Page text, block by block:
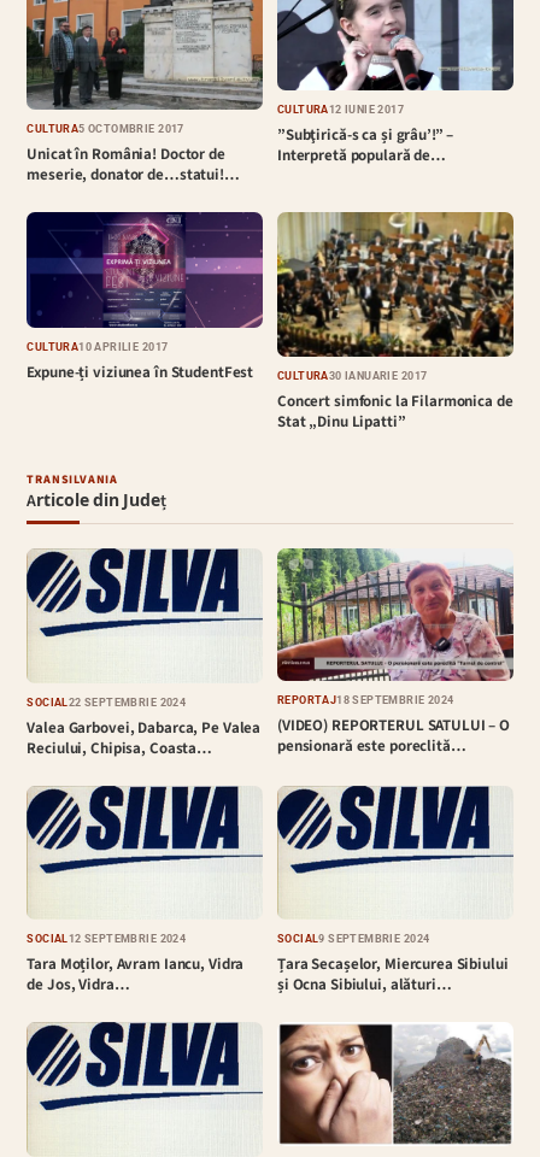
CULTURĂ5 OCTOMBRIE 2017
Unicat în România! Doctor de
meserie, donator de…statui!…
CULTURĂ12 IUNIE 2017
”Subţirică-s ca și grâu’!” –
Interpretă populară de…
CULTURĂ10 APRILIE 2017
Expune-ți viziunea în StudentFest CULTURĂ30 IANUARIE 2017
Concert simfonic la Filarmonica de
Stat „Dinu Lipatti”
TRANSILVANIA
Articole din Județ
SOCIAL 22 SEPTEMBRIE 2024
Valea Garbovei, Dabarca, Pe Valea
Reciului, Chipisa, Coasta…
REPORTAJ18 SEPTEMBRIE 2024
(VIDEO) REPORTERUL SATULUI – O
pensionară este poreclită…
SOCIAL12 SEPTEMBRIE 2024
Tara Moților, Avram Iancu, Vidra
de Jos, Vidra…
SOCIAL9 SEPTEMBRIE 2024
Țara Secașelor, Miercurea Sibiului
și Ocna Sibiului, alături…